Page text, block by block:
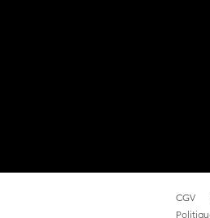
CGV